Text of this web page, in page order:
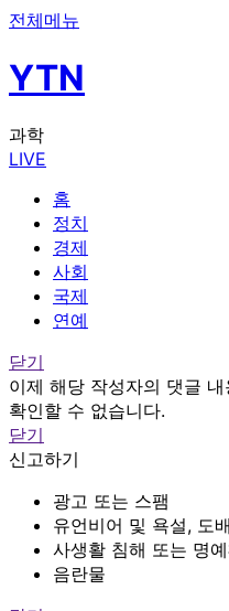
전체메뉴
YTN
과학
LIVE
홈
정치
경제
사회
국제
연예
닫기
이제 해당 작성자의 댓글 내
확인할 수 없습니다.
닫기
신고하기
광고 또는 스팸
유언비어 및 욕설, 도
사생활 침해 또는 명
음란물